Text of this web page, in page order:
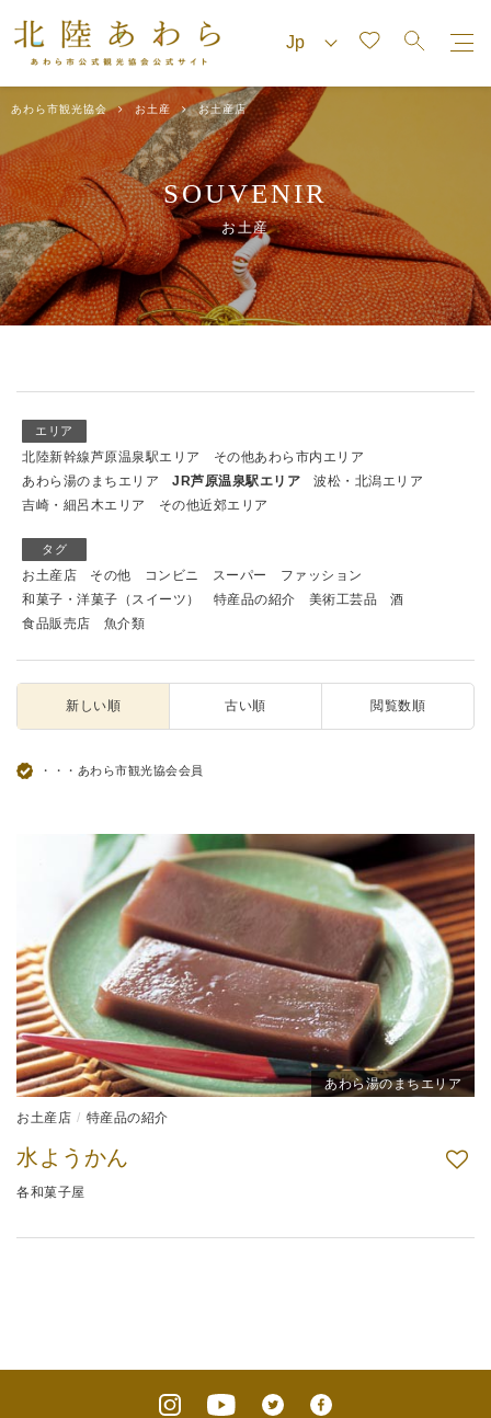
あわら市観光協会 お土産 お土産店
SOUVENIR
お土産
エリア
北陸新幹線芦原温泉駅エリア
その他あわら市内エリア
あわら湯のまちエリア
JR芦原温泉駅エリア
波松・北潟エリア
吉崎・細呂木エリア
その他近郊エリア
タグ
お土産店 その他 コンビニ スーパー
ファッション
和菓子・洋菓子（スイーツ）
特産品の紹介 美術工芸品
酒
食品販売店
魚介類
新しい順 古い順 閲覧数順
・・・あわら市観光協会会員
あわら湯のまちエリア
お土産店 特産品の紹介
水ようかん
各和菓子屋